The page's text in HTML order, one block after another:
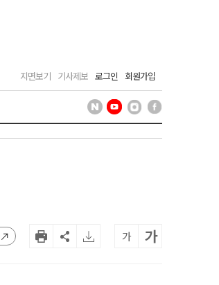
지면보기 기사제보 로그인 회원가입
가 가